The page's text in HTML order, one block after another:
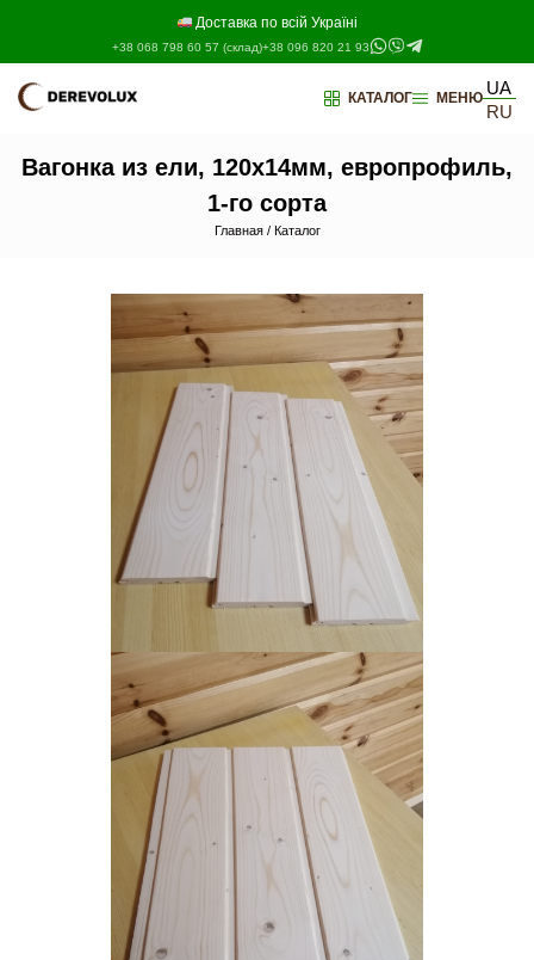
Доставка по всій Україні
+38 068 798 60 57 (склад)+38 096 820 21 93
КАТАЛОГ МЕНЮ UA
RU
Вагонка из ели, 120х14мм, европрофиль,
1-го сорта
Главная/ Каталог